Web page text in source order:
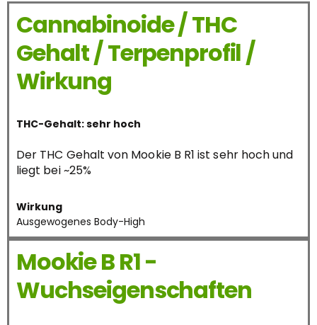
Cannabinoide / THC
Gehalt / Terpenprofil /
Wirkung
THC-Gehalt: sehr hoch
Der THC Gehalt von Mookie B R1 ist sehr hoch und
liegt bei ~25%
Wirkung
Ausgewogenes Body-High
Mookie B R1 -
Wuchseigenschaften